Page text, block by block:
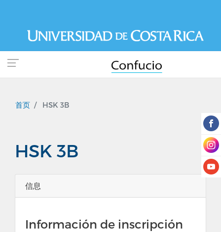
到
内
容
首页 HSK 3B
HSK 3B
信息
Información de inscripción